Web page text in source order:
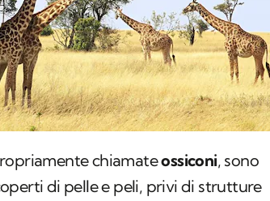
chiamateossiconi, sono
di pelle e peli, privi di strutture